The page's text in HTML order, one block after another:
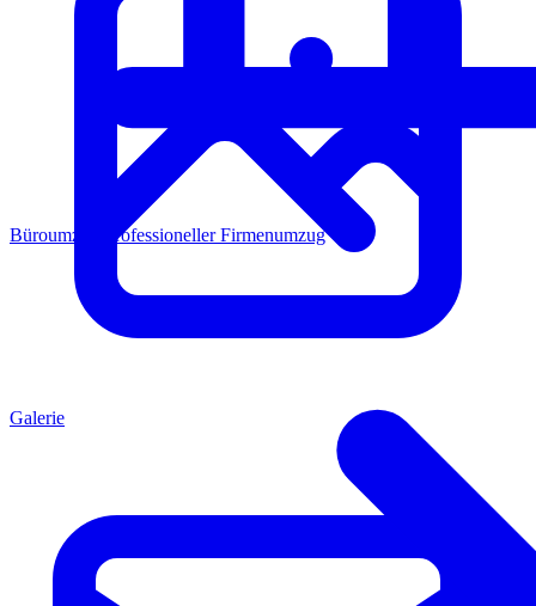
Büroumzug Professioneller Firmenumzug
Galerie